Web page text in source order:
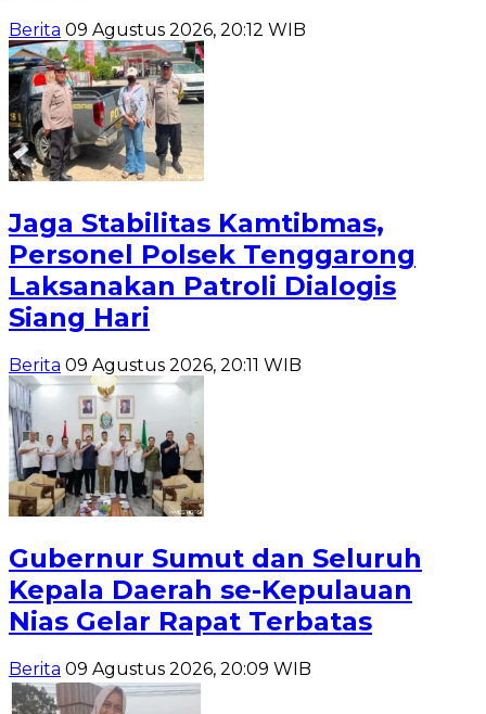
Berita 09 Agustus 2026, 20:12 WIB
Jaga Stabilitas Kamtibmas,
Personel Polsek Tenggarong
Laksanakan Patroli Dialogis
Siang Hari
Berita 09 Agustus 2026, 20:11 WIB
Gubernur Sumut dan Seluruh
Kepala Daerah se-Kepulauan
Nias Gelar Rapat Terbatas
Berita 09 Agustus 2026, 20:09 WIB